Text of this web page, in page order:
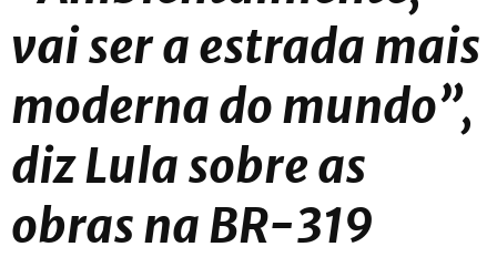
vai ser a estrada mais
moderna do mundo”,
diz Lula sobre as
obras na BR-319